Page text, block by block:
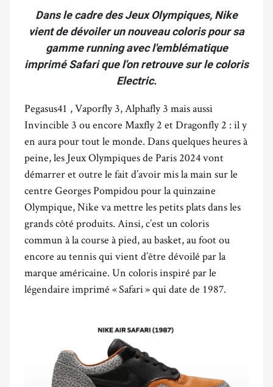
Dans le cadre des Jeux Olympiques, Nike
vient de dévoiler un nouveau coloris pour sa
gamme running avec l'emblématique
imprimé Safari que l'on retrouve sur le coloris
Electric.
Pegasus41 , Vaporfly 3, Alphafly 3 mais aussi
Invincible 3 ou encore Maxfly 2 et Dragonfly 2 : il y
en aura pour tout le monde. Dans quelques heures à
peine, les Jeux Olympiques de Paris 2024 vont
démarrer et outre le fait d’avoir mis la main sur le
centre Georges Pompidou pour la quinzaine
Olympique, Nike va mettre les petits plats dans les
grands côté produits. Ainsi, c’est un coloris
commun à la course à pied, au basket, au foot ou
encore au tennis qui vient d’être dévoilé par la
marque américaine. Un coloris inspiré par le
légendaire imprimé « Safari » qui date de 1987.